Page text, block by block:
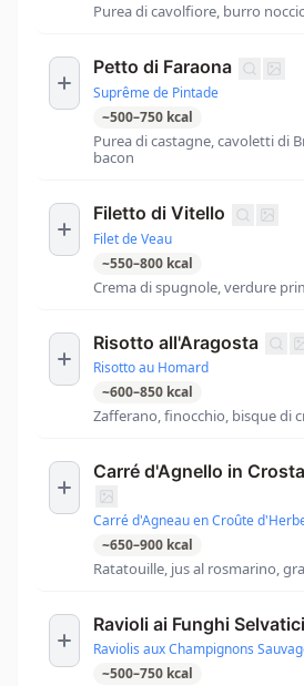
Purea di cavolfiore, burro
Petto di Faraona
Suprême de Pintade
~500–750 kcal
Purea di castagne, cavoletti di
bacon
Filetto di Vitello
Filet de Veau
~550–800 kcal
Crema di spugnole, verdure
Risotto all'Aragosta
Risotto au Homard
~600–850 kcal
Zafferano, finocchio, bisque di
Carré d'Agnello in
Carré d'Agneau en Croûte
~650–900 kcal
Ratatouille, jus al rosmarino,
Ravioli ai Funghi Selvatici
Raviolis aux Champignons
~500–750 kcal